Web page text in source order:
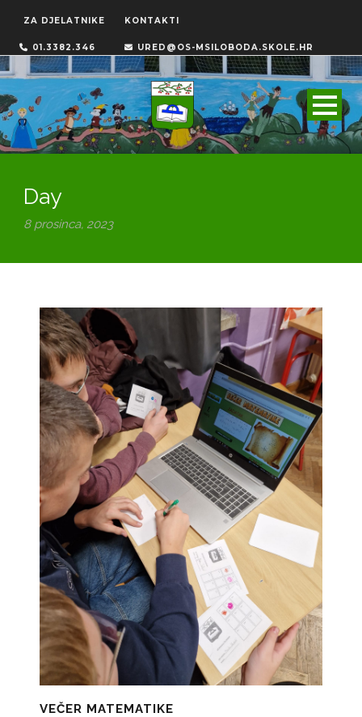
ZA DJELATNIKE KONTAKTI
01.3382.346 URED@OS-MSILOBODA.SKOLE.HR
Day
8 prosinca, 2023
VEČER MATEMATIKE